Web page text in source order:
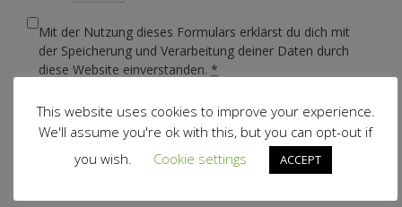
Mit der Nutzung dieses Formulars erklärst du dich mit
der Speicherung und Verarbeitung deiner Daten durch
diese Website einverstanden. *
This website uses cookies to improve your experience.
We'll assume you're ok with this, but you can opt-out if
you wish.
Cookie settings ACCEPT